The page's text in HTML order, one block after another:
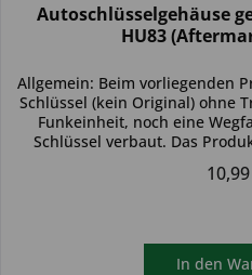
Autoschlüsselgehäuse
HU83
Allgemein: Beim vorliegenden
Schlüssel (kein Original) ohne
Funkeinheit, noch eine
Schlüssel verbaut. Das
In den